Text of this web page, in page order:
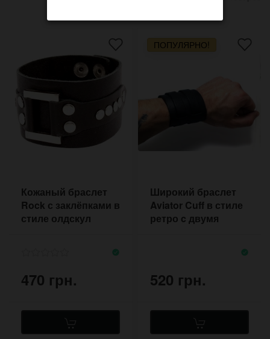
Кожаный браслет
Rock с заклёпками в
стиле олдскул
470 грн.
ПОПУЛЯРНО!
Широкий браслет
Aviator Cuff в стиле
ретро c двумя
520 грн.